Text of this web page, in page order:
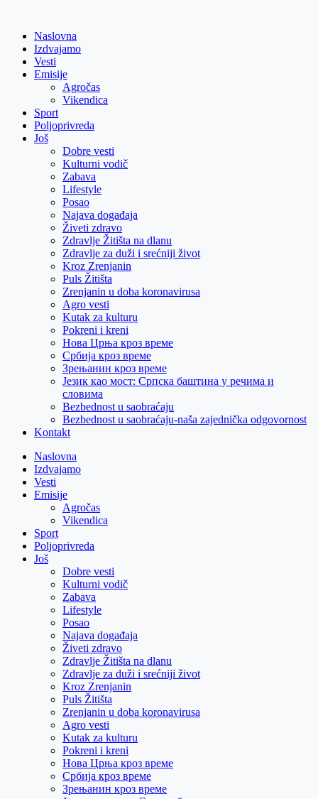
contentNaslovna
Izdvajamo
Vesti
Emisije
Agročas
Vikendica
Sport
Poljoprivreda
Još
Dobre vesti
Kulturni vodič
Zabava
Lifestyle
Posao
Najava događaja
Živeti zdravo
Zdravlje Žitišta na dlanu
Zdravlje za duži i srećniji život
Kroz Zrenjanin
Puls Žitišta
Zrenjanin u doba koronavirusa
Agro vesti
Kutak za kulturu
Pokreni i kreni
Нова Црња кроз време
Србија кроз време
Зрењанин кроз време
Језик као мост: Српска баштина у речима и
словима
Bezbednost u saobraćaju
Bezbednost u saobraćaju-naša zajednička odgovornost
Kontakt
Naslovna
Izdvajamo
Vesti
Emisije
Agročas
Vikendica
Sport
Poljoprivreda
Još
Dobre vesti
Kulturni vodič
Zabava
Lifestyle
Posao
Najava događaja
Živeti zdravo
Zdravlje Žitišta na dlanu
Zdravlje za duži i srećniji život
Kroz Zrenjanin
Puls Žitišta
Zrenjanin u doba koronavirusa
Agro vesti
Kutak za kulturu
Pokreni i kreni
Нова Црња кроз време
Србија кроз време
Зрењанин кроз време